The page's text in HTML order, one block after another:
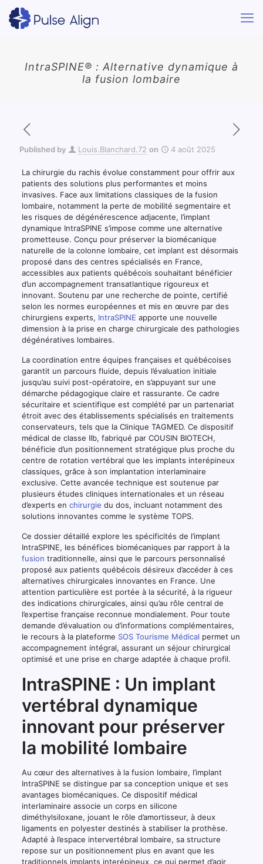
IntraSPINE® : Alternative dynamique à
la fusion lombaire
Published by Louis.Blanchard.72 on 4 août 2025
La chirurgie du rachis évolue constamment pour offrir aux
patients des solutions plus performantes et moins
invasives. Face aux limitations classiques de la fusion
lombaire, notamment la perte de mobilité segmentaire et
les risques de dégénérescence adjacente, l’implant
dynamique IntraSPINE s’impose comme une alternative
prometteuse. Conçu pour préserver la biomécanique
naturelle de la colonne lombaire, cet implant est désormais
proposé dans des centres spécialisés en France,
accessibles aux patients québécois souhaitant bénéficier
d’un accompagnement transatlantique rigoureux et
innovant. Soutenu par une recherche de pointe, certifié
selon les normes européennes et mis en œuvre par des
chirurgiens experts, IntraSPINE apporte une nouvelle
dimension à la prise en charge chirurgicale des pathologies
dégénératives lombaires.
La coordination entre équipes françaises et québécoises
garantit un parcours fluide, depuis l’évaluation initiale
jusqu’au suivi post-opératoire, en s’appuyant sur une
démarche pédagogique claire et rassurante. Ce cadre
sécuritaire et scientifique est complété par un partenariat
étroit avec des établissements spécialisés en traitements
conservateurs, tels que la Clinique TAGMED. Ce dispositif
médical de classe IIb, fabriqué par COUSIN BIOTECH,
bénéficie d’un positionnement stratégique plus proche du
centre de rotation vertébral que les implants interépineux
classiques, grâce à son implantation interlaminaire
exclusive. Cette avancée technique est soutenue par
plusieurs études cliniques internationales et un réseau
d’experts en chirurgie du dos, incluant notamment des
solutions innovantes comme le système TOPS.
Ce dossier détaillé explore les spécificités de l’implant
IntraSPINE, les bénéfices biomécaniques par rapport à la
fusion traditionnelle, ainsi que le parcours personnalisé
proposé aux patients québécois désireux d’accéder à ces
alternatives chirurgicales innovantes en France. Une
attention particulière est portée à la sécurité, à la rigueur
des indications chirurgicales, ainsi qu’au rôle central de
l’expertise française reconnue mondialement. Pour toute
demande d’évaluation ou d’informations complémentaires,
le recours à la plateforme SOS Tourisme Médical permet un
accompagnement intégral, assurant un séjour chirurgical
optimisé et une prise en charge adaptée à chaque profil.
IntraSPINE : Un implant
vertébral dynamique
innovant pour préserver
la mobilité lombaire
Au cœur des alternatives à la fusion lombaire, l’implant
IntraSPINE se distingue par sa conception unique et ses
avantages biomécaniques. Ce dispositif médical
interlaminaire associe un corps en silicone
diméthylsiloxane, jouant le rôle d’amortisseur, à deux
ligaments en polyester destinés à stabiliser la prothèse.
Adapté à l’espace intervertébral lombaire, sa structure
repose sur un positionnement plus en avant que les
traditionnels implants interépineux, ce qui permet d’agir